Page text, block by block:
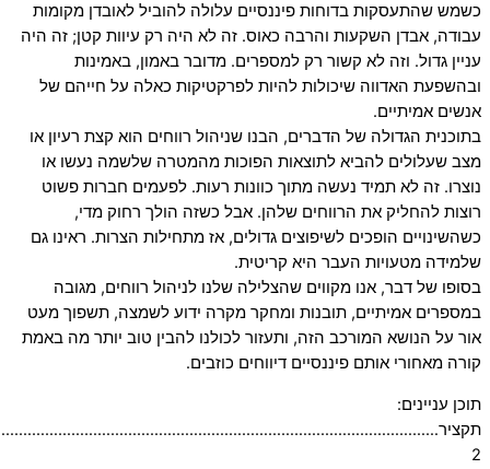
כשמש שהתעסקות בדוחות פיננסיים עלולה להוביל לאובדן מקומות
עבודה, אבדן השקעות והרבה כאוס. זה לא היה רק עיוות קטן; זה היה
עניין גדול. וזה לא קשור רק למספרים. מדובר באמון, באמינות
ובהשפעת האדווה שיכולות להיות לפרקטיקות כאלה על חייהם של
אנשים אמיתיים.
בתוכנית הגדולה של הדברים, הבנו שניהול רווחים הוא קצת רעיון או
מצב שעלולים להביא לתוצאות הפוכות מהמטרה שלשמה נעשו או
נוצרו. זה לא תמיד נעשה מתוך כוונות רעות. לפעמים חברות פשוט
רוצות להחליק את הרווחים שלהן. אבל כשזה הולך רחוק מדי,
כשהשינויים הופכים לשיפוצים גדולים, אז מתחילות הצרות. ראינו גם
שלמידה מטעויות העבר היא קריטית.
בסופו של דבר, אנו מקווים שהצלילה שלנו לניהול רווחים, מגובה
במספרים אמיתיים, תובנות ומחקר מקרה ידוע לשמצה, תשפוך מעט
אור על הנושא המורכב הזה, ותעזור לכולנו להבין טוב יותר מה באמת
קורה מאחורי אותם פיננסיים דיווחים כוזבים.
תוכן עניינים:
2